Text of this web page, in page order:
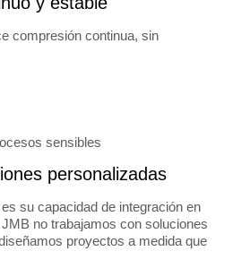
compresión continua, sin
sensibles
personalizadas
su capacidad de integración en
no trabajamos con soluciones
proyectos a medida que